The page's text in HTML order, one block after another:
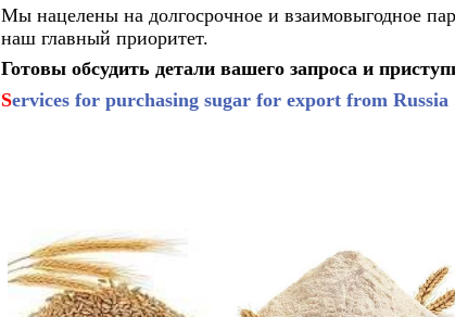
Мы нацелены на долгосрочное и взаимовыгодное
наш главный приоритет.
Готовы обсудить детали вашего запроса и
Services for purchasing sugar for export from Russia